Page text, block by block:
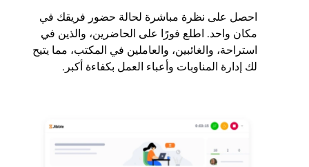
احصل على نظرة مباشرة لحالة حضور فريقك في
مكان واحد. اطلع فورًا على الحاضرين، والذين في
استراحة، والغائبين، والعاملين في المكتب، مما يتيح
لك إدارة المناوبات وأعباء العمل بكفاءة أكبر.